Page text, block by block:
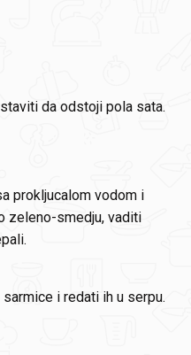
da odstoji pola sata.
prokljucalom vodom i
zeleno-smedju, vaditi
i redati ih u serpu.